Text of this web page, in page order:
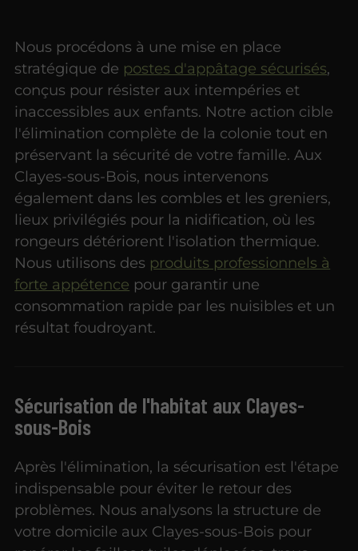
Nous procédons à une mise en place
stratégique de postes d'appâtage sécurisés,
conçus pour résister aux intempéries et
inaccessibles aux enfants. Notre action cible
l'élimination complète de la colonie tout en
préservant la sécurité de votre famille. Aux
Clayes-sous-Bois, nous intervenons
également dans les combles et les greniers,
lieux privilégiés pour la nidification, où les
rongeurs détériorent l'isolation thermique.
Nous utilisons des produits professionnels à
forte appétence pour garantir une
consommation rapide par les nuisibles et un
résultat foudroyant.
Sécurisation de l'habitat aux Clayes-
sous-Bois
Après l'élimination, la sécurisation est l'étape
indispensable pour éviter le retour des
problèmes. Nous analysons la structure de
votre domicile aux Clayes-sous-Bois pour